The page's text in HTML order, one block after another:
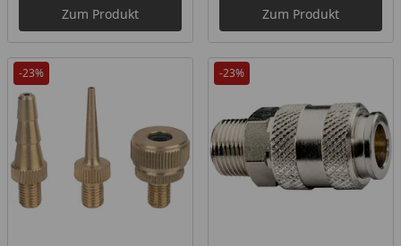
Zum Produkt Zum Produkt
-23% -23%